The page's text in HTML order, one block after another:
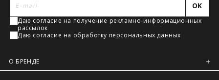
OK
Даю согласие на получение рекламно-информационных
рассылок
Даю согласие на обработку персональных данных
О БРЕНДЕ